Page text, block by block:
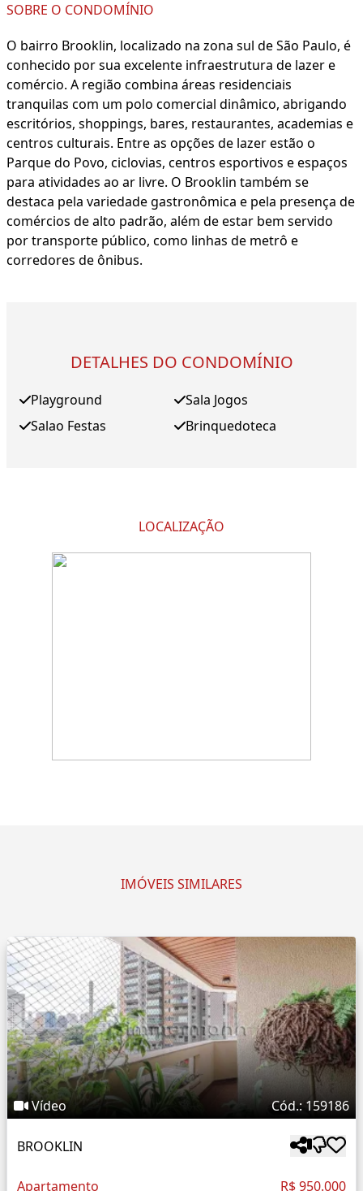
SOBRE O CONDOMÍNIO
O bairro Brooklin, localizado na zona sul de São Paulo, é
conhecido por sua excelente infraestrutura de lazer e
comércio. A região combina áreas residenciais
tranquilas com um polo comercial dinâmico, abrigando
escritórios, shoppings, bares, restaurantes, academias e
centros culturais. Entre as opções de lazer estão o
Parque do Povo, ciclovias, centros esportivos e espaços
para atividades ao ar livre. O Brooklin também se
destaca pela variedade gastronômica e pela presença de
comércios de alto padrão, além de estar bem servido
por transporte público, como linhas de metrô e
corredores de ônibus.
DETALHES DO CONDOMÍNIO
Playground
Salao Festas
Sala Jogos
Brinquedoteca
LOCALIZAÇÃO
IMÓVEIS SIMILARES
Vídeo Cód.: 159186
BROOKLIN
Apartamento R$ 950.000